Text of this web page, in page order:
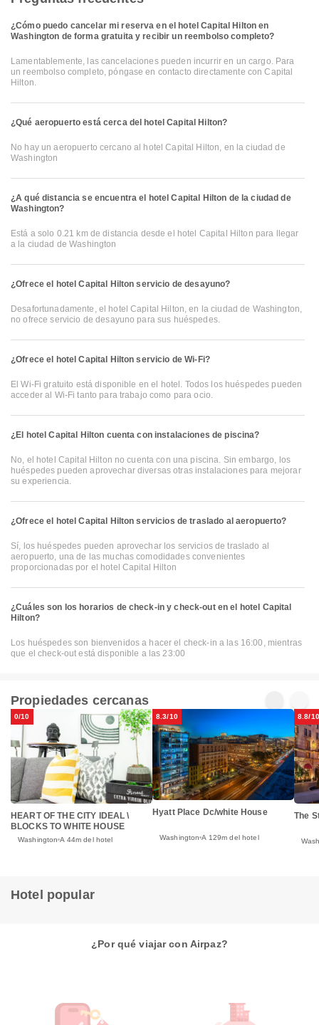
¿Cómo puedo cancelar mi reserva en el hotel Capital Hilton en
Washington de forma gratuita y recibir un reembolso completo?
Lamentablemente, las cancelaciones pueden incurrir en un cargo. Para
un reembolso completo, póngase en contacto directamente con Capital
Hilton.
¿Qué aeropuerto está cerca del hotel Capital Hilton?
No hay un aeropuerto cercano al hotel Capital Hilton, en la ciudad de
Washington
¿A qué distancia se encuentra el hotel Capital Hilton de la ciudad de
Washington?
Está a solo 0.21 km de distancia desde el hotel Capital Hilton para llegar
a la ciudad de Washington
¿Ofrece el hotel Capital Hilton servicio de desayuno?
Desafortunadamente, el hotel Capital Hilton, en la ciudad de Washington,
no ofrece servicio de desayuno para sus huéspedes.
¿Ofrece el hotel Capital Hilton servicio de Wi-Fi?
El Wi-Fi gratuito está disponible en el hotel. Todos los huéspedes pueden
acceder al Wi-Fi tanto para trabajo como para ocio.
¿El hotel Capital Hilton cuenta con instalaciones de piscina?
No, el hotel Capital Hilton no cuenta con una piscina. Sin embargo, los
huéspedes pueden aprovechar diversas otras instalaciones para mejorar
su experiencia.
¿Ofrece el hotel Capital Hilton servicios de traslado al aeropuerto?
Sí, los huéspedes pueden aprovechar los servicios de traslado al
aeropuerto, una de las muchas comodidades convenientes
proporcionadas por el hotel Capital Hilton
¿Cuáles son los horarios de check-in y check-out en el hotel Capital
Hilton?
Los huéspedes son bienvenidos a hacer el check-in a las 16:00, mientras
que el check-out está disponible a las 23:00
Propiedades cercanas
0/10
HEART OF THE CITY IDEAL \
BLOCKS TO WHITE HOUSE
Washington A 44m del hotel
8.3/10
Hyatt Place Dc/white House
Washington A 129m del hotel
8.8/10
The
Hotel popular
¿Por qué viajar con Airpaz?